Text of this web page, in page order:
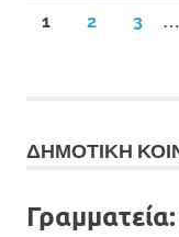
1 2 3 …
ΔΗΜΟΤΙΚΗ
Γραμματεία: